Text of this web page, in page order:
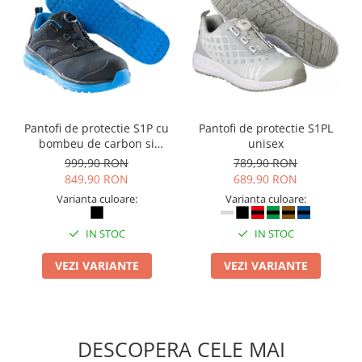
Camasi
Pantaloni
Pantaloni cu pieptar
Hanorace
Veste
Reflectorizante
Incaltaminte
Incaltaminte de lucru si protectie
Incaltaminte de oras si munte
Echipamente medicale
Manusi de protectie
Ochelari de protectie si viziere
Pantofi de protectie S1P cu
bombeu de carbon si
inchidere BOAÂ® Fit
999,90 RON
849,90 RON
Varianta culoare:
IN STOC
VEZI VARIANTE
Pantofi de protectie S1PL
unisex
789,90 RON
689,90 RON
Varianta culoare:
IN STOC
VEZI VARIANTE
DESCOPERA CELE MAI